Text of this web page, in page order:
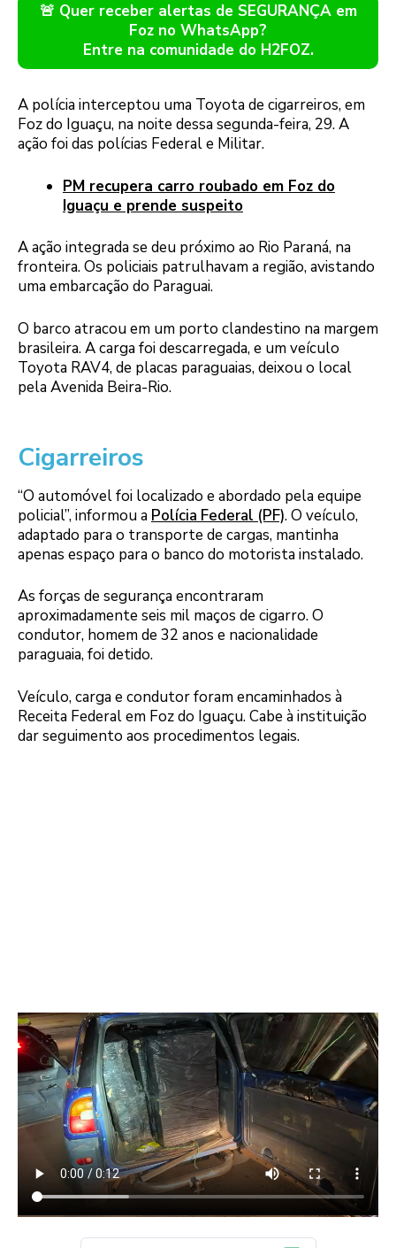
🚨 Quer receber alertas de SEGURANÇA em
Foz no WhatsApp?
Entre na comunidade do H2FOZ.
A polícia interceptou uma Toyota de cigarreiros, em
Foz do Iguaçu, na noite dessa segunda-feira, 29. A
ação foi das polícias Federal e Militar.
PM recupera carro roubado em Foz do
Iguaçu e prende suspeito
A ação integrada se deu próximo ao Rio Paraná, na
fronteira. Os policiais patrulhavam a região, avistando
uma embarcação do Paraguai.
O barco atracou em um porto clandestino na margem
brasileira. A carga foi descarregada, e um veículo
Toyota RAV4, de placas paraguaias, deixou o local
pela Avenida Beira-Rio.
Cigarreiros
“O automóvel foi localizado e abordado pela equipe
policial”, informou a Polícia Federal (PF). O veículo,
adaptado para o transporte de cargas, mantinha
apenas espaço para o banco do motorista instalado.
As forças de segurança encontraram
aproximadamente seis mil maços de cigarro. O
condutor, homem de 32 anos e nacionalidade
paraguaia, foi detido.
Veículo, carga e condutor foram encaminhados à
Receita Federal em Foz do Iguaçu. Cabe à instituição
dar seguimento aos procedimentos legais.